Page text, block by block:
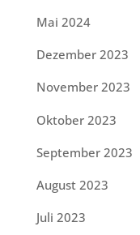
Mai 2024
Dezember 2023
November 2023
Oktober 2023
September 2023
August 2023
Juli 2023